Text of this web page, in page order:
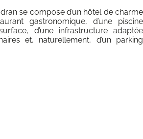
se compose d’un hôtel de charme
gastronomique, d’une piscine
d’une infrastructure adaptée
et, naturellement, d’un parking